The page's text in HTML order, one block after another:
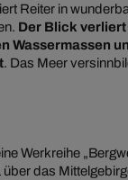
Reiter in
Der Blick
Wassermassen
. Das Meer
Werkreihe
das